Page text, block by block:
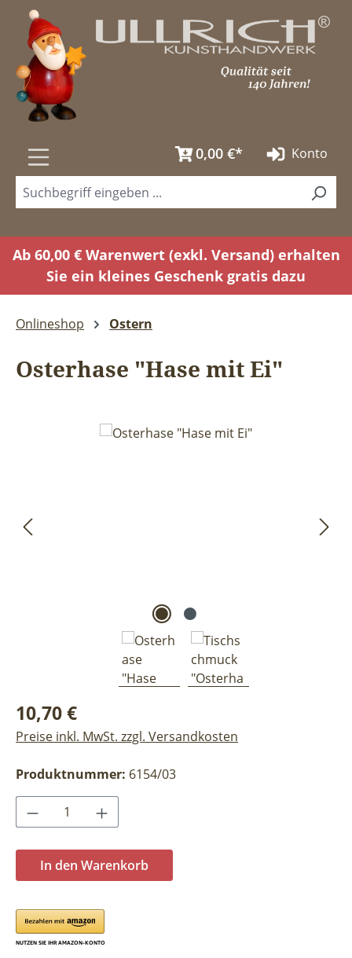
Zum Hauptinhalt springen
0,00 €* Konto
Ab 60,00 € Warenwert (exkl. Versand) erhalten
Sie ein kleines Geschenk gratis dazu
Onlineshop Ostern
Osterhase "Hase mit Ei"
Bildergalerie überspringen
Regulärer Preis:
10,70 €
Preise inkl. MwSt. zzgl. Versandkosten
Produktnummer: 6154/03
Produkt Anzahl: Gib den gewünschten
In den Warenkorb